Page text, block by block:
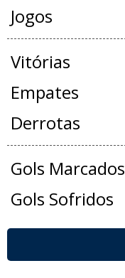
Jogos
Vitórias
Empates
Derrotas
Gols Marcados
Gols Sofridos